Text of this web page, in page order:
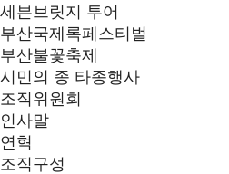
세븐브릿지 투어
부산국제록페스티벌
부산불꽃축제
시민의 종 타종행사
조직위원회
인사말
연혁
조직구성